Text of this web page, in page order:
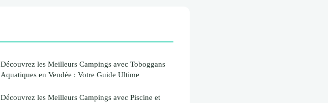
Découvrez les Meilleurs Campings avec Toboggans
Aquatiques en Vendée : Votre Guide Ultime
Découvrez les Meilleurs Campings avec Piscine et